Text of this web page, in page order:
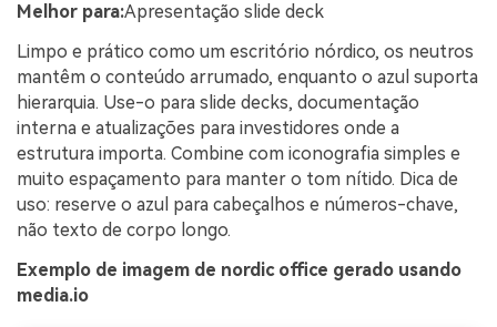
Melhor para:Apresentação slide deck
Limpo e prático como um escritório nórdico, os neutros
mantêm o conteúdo arrumado, enquanto o azul suporta
hierarquia. Use-o para slide decks, documentação
interna e atualizações para investidores onde a
estrutura importa. Combine com iconografia simples e
muito espaçamento para manter o tom nítido. Dica de
uso: reserve o azul para cabeçalhos e números-chave,
não texto de corpo longo.
Exemplo de imagem de nordic office gerado usando
media.io